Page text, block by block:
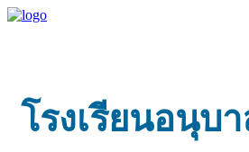
โรงเรียนอนุบ